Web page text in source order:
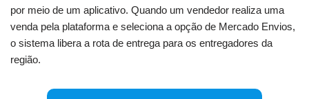
por meio de um aplicativo. Quando um vendedor realiza uma
venda pela plataforma e seleciona a opção de Mercado Envios,
o sistema libera a rota de entrega para os entregadores da
região.